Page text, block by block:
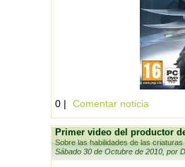
0 | Comentar noticia
Primer video del productor
Sobre las habilidades de las criaturas
Sábado 30 de Octubre de 2010, por